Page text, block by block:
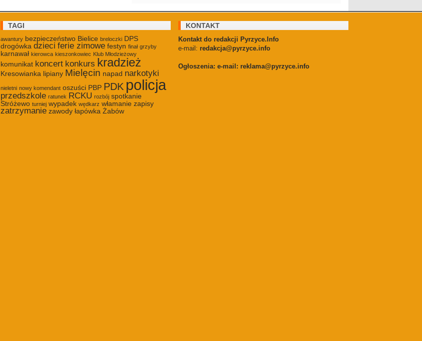
TAGI
awantury bezpieczeństwo Bielice breloczki DPS
drogówka dzieci ferie zimowe festyn finał grzyby
karnawał kierowca kieszonkowiec Klub Młodzieżowy
komunikat koncert konkurs kradzież
Kresowianka lipiany Mielęcin napad narkotyki
nieletni nowy komendant oszuści PBP PDK policja
przedszkole ratunek RCKU rozbój spotkanie
Stróżewo turniej wypadek wędkarz włamanie zapisy
zatrzymanie zawody łapówka Żabów
KONTAKT
Kontakt do redakcji Pyrzyce.Info
e-mail: redakcja@pyrzyce.info
Ogłoszenia: e-mail: reklama@pyrzyce.info